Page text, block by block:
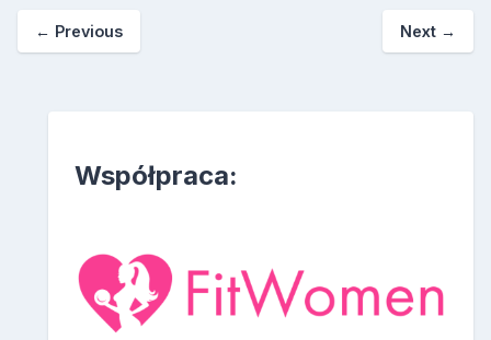
← Previous Next →
Współpraca: